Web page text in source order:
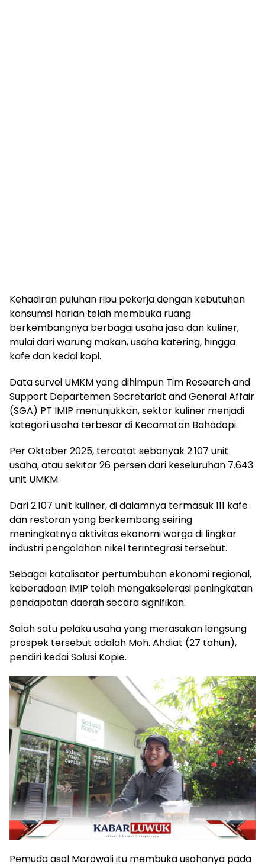
Kehadiran puluhan ribu pekerja dengan kebutuhan
konsumsi harian telah membuka ruang
berkembangnya berbagai usaha jasa dan kuliner,
mulai dari warung makan, usaha katering, hingga
kafe dan kedai kopi.
Data survei UMKM yang dihimpun Tim Research and
Support Departemen Secretariat and General Affair
(SGA) PT IMIP menunjukkan, sektor kuliner menjadi
kategori usaha terbesar di Kecamatan Bahodopi.
Per Oktober 2025, tercatat sebanyak 2.107 unit
usaha, atau sekitar 26 persen dari keseluruhan 7.643
unit UMKM.
Dari 2.107 unit kuliner, di dalamnya termasuk 111 kafe
dan restoran yang berkembang seiring
meningkatnya aktivitas ekonomi warga di lingkar
industri pengolahan nikel terintegrasi tersebut.
Sebagai katalisator pertumbuhan ekonomi regional,
keberadaan IMIP telah mengakselerasi peningkatan
pendapatan daerah secara signifikan.
Salah satu pelaku usaha yang merasakan langsung
prospek tersebut adalah Moh. Ahdiat (27 tahun),
pendiri kedai Solusi Kopie.
Pemuda asal Morowali itu membuka usahanya pada